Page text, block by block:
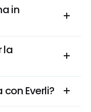
in
la
Everli?